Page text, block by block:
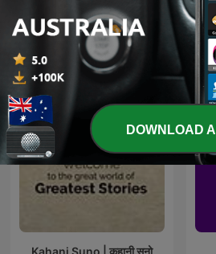
Old Time Sci-Fi Radio | Old
Time Radio
Kahani Suno | कहानी सुनो
DOWNLOAD